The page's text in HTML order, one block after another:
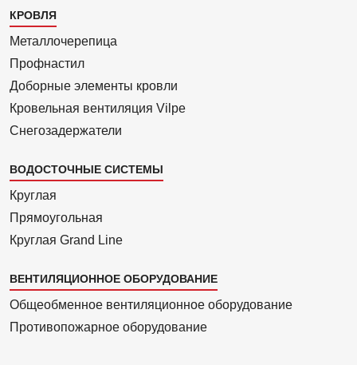
Каталог
1
КРОВЛЯ
Металлочерепица
Профнастил
Доборные элементы кровли
Кровельная вентиляция Vilpe
Снегозадержатели
ВОДОСТОЧНЫЕ СИСТЕМЫ
Круглая
Прямоуголь­ная
Круглая Grand Line
ВЕНТИЛЯЦИОННОЕ ОБОРУДОВАНИЕ
Общеобменное вентиляционное оборудование
Противопожарное оборудование